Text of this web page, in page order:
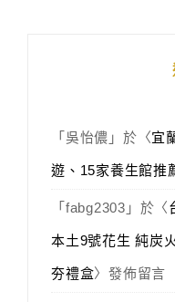
「 吳怡儂 」於〈宜
遊、15家養生館推
「 fabg2303 」於〈
本土9號花生 純炭
夯禮盒〉發佈留言